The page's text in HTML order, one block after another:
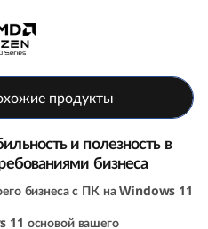
продукты
и полезность в
бизнеса
бизнеса с ПК на Windows 11
11 основой вашего